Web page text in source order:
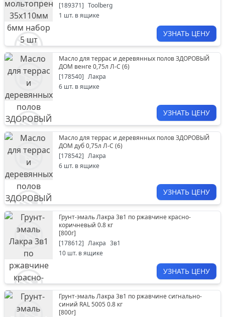
[189371] Toolberg
1 шт. в ящике
УЗНАТЬ ЦЕНУ
Масло для террас и деревянных полов ЗДОРОВЫЙ
ДОМ венге 0,75л Л-С (6)
[178540] Лакра
6 шт. в ящике
УЗНАТЬ ЦЕНУ
Масло для террас и деревянных полов ЗДОРОВЫЙ
ДОМ дуб 0,75л Л-С (6)
[178542] Лакра
6 шт. в ящике
УЗНАТЬ ЦЕНУ
Грунт-эмаль Лакра 3в1 по ржавчине красно-
коричневый 0.8 кг
[800г]
[178612] Лакра 3в1
10 шт. в ящике
УЗНАТЬ ЦЕНУ
Грунт-эмаль Лакра 3в1 по ржавчине сигнально-
синий RAL 5005 0.8 кг
[800г]